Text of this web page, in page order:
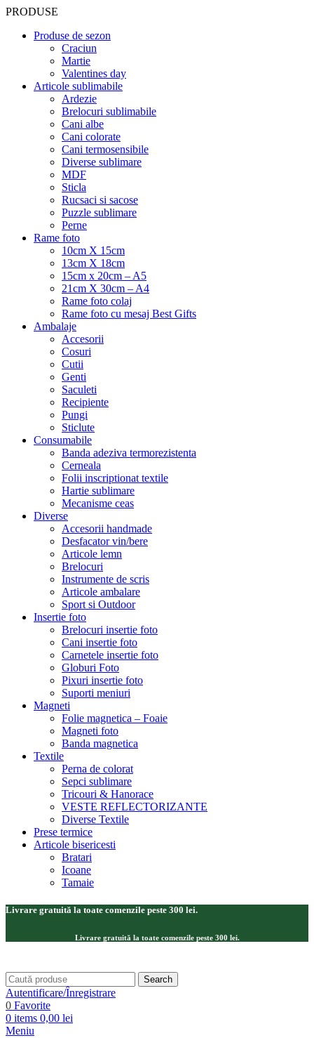
PRODUSE
Produse de sezon
Craciun
Martie
Valentines day
Articole sublimabile
Ardezie
Brelocuri sublimabile
Cani albe
Cani colorate
Cani termosensibile
Diverse sublimare
MDF
Sticla
Rucsaci si sacose
Puzzle sublimare
Perne
Rame foto
10cm X 15cm
13cm X 18cm
15cm x 20cm – A5
21cm X 30cm – A4
Rame foto colaj
Rame foto cu mesaj Best Gifts
Ambalaje
Accesorii
Cosuri
Cutii
Genti
Saculeti
Recipiente
Pungi
Sticlute
Consumabile
Banda adeziva termorezistenta
Cerneala
Folii inscriptionat textile
Hartie sublimare
Mecanisme ceas
Diverse
Accesorii handmade
Desfacator vin/bere
Articole lemn
Brelocuri
Instrumente de scris
Articole ambalare
Sport si Outdoor
Insertie foto
Brelocuri insertie foto
Cani insertie foto
Carnetele insertie foto
Globuri Foto
Pixuri insertie foto
Suporti meniuri
Magneti
Folie magnetica – Foaie
Magneti foto
Banda magnetica
Textile
Perna de colorat
Sepci sublimare
Tricouri & Hanorace
VESTE REFLECTORIZANTE
Diverse Textile
Prese termice
Articole bisericesti
Bratari
Icoane
Tamaie
Livrare gratuită la toate comenzile peste 300 lei.
Livrare gratuită la toate comenzile peste 300 lei.
Search
Autentificare/Înregistrare
0 Favorite
0 items 0,00 lei
Meniu